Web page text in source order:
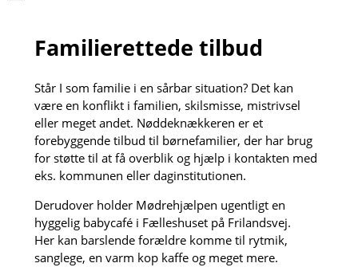
Familierettede tilbud
Står I som familie i en sårbar situation? Det kan
være en konflikt i familien, skilsmisse, mistrivsel
eller meget andet. Nøddeknækkeren er et
forebyggende tilbud til børnefamilier, der har brug
for støtte til at få overblik og hjælp i kontakten med
eks. kommunen eller daginstitutionen.
Derudover holder Mødrehjælpen ugentligt en
hyggelig babycafé i Fælleshuset på Frilandsvej.
Her kan barslende forældre komme til rytmik,
sanglege, en varm kop kaffe og meget mere.